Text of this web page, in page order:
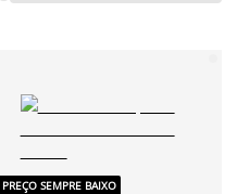
PREÇO SEMPRE BAIXO